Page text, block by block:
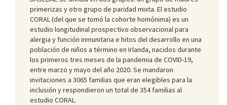
primerizas y otro grupo de paridad mixta. El estudio
CORAL (del que se tomó la cohorte homónima) es un
estudio longitudinal prospectivo observacional para
alergia y función inmunitaria e hitos del desarrollo en una
población de niños a término en Irlanda, nacidos durante
los primeros tres meses de la pandemia de COVID-19,
entre marzo y mayo del año 2020. Se mandaron
invitaciones a 3065 familias que eran elegibles para la
inclusión y respondieron un total de 354 familias al
estudio CORAL.